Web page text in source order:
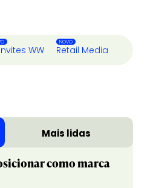
WW Retail Media
Mais lidas
como marca